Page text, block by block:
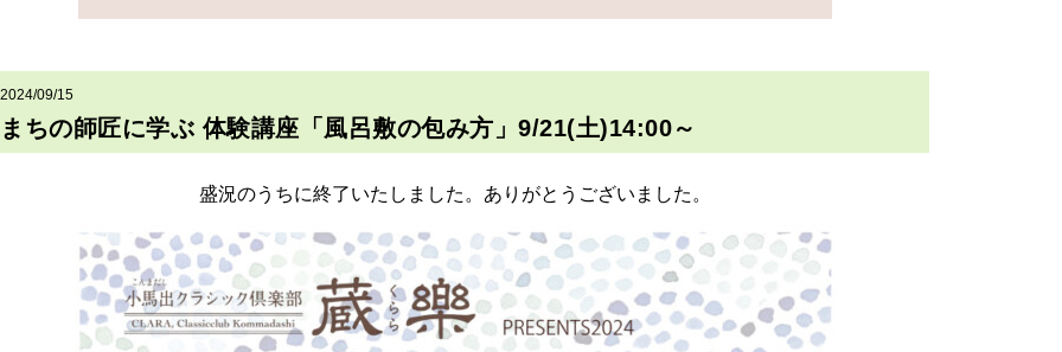
2024/09/15
まちの師匠に学ぶ 体験講座「風呂敷の包み方」9/21(土)14:00～
盛況のうちに終了いたしました。ありがとうございました。